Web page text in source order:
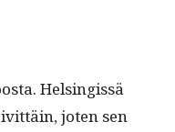
Helsingis­sä
joten sen